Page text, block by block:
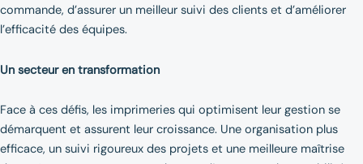
commande, d’assurer un meilleur suivi des clients et d’améliorer
l’efficacité des équipes.
Un secteur en transformation
Face à ces défis, les imprimeries qui optimisent leur gestion se
démarquent et assurent leur croissance. Une organisation plus
efficace, un suivi rigoureux des projets et une meilleure maîtrise